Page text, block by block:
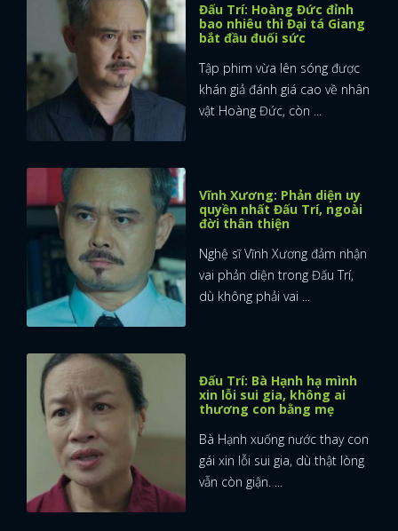
ĐĂNG NHẬP
Đấu Trí: Hoàng Đức đỉnh
bao nhiêu thì Đại tá Giang
bắt đầu đuối sức
Tập phim vừa lên sóng được
khán giả đánh giá cao về nhân
vật Hoàng Đức, còn ...
Vĩnh Xương: Phản diện uy
quyền nhất Đấu Trí, ngoài
đời thân thiện
Nghệ sĩ Vĩnh Xương đảm nhận
vai phản diện trong Đấu Trí,
dù không phải vai ...
Đấu Trí: Bà Hạnh hạ mình
xin lỗi sui gia, không ai
thương con bằng mẹ
Bà Hạnh xuống nước thay con
gái xin lỗi sui gia, dù thật lòng
vẫn còn giận. ...